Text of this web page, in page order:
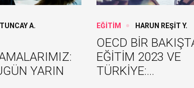
TUNCAY A.
YARIN
EĞİTİM HARUN REŞİT Y.
OECD BİR
EĞİTİM 2023 VE
TÜRKİYE:...